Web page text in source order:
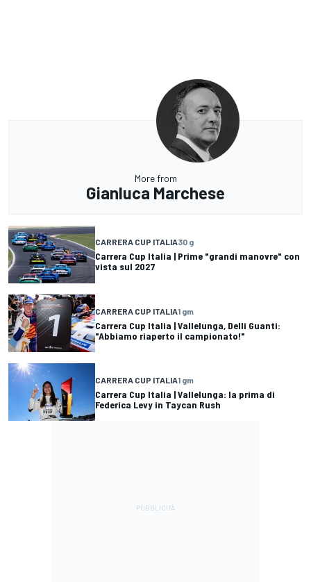
More from
Gianluca Marchese
CARRERA CUP ITALIA30 g
Carrera Cup Italia | Prime "grandi manovre" con
vista sul 2027
CARRERA CUP ITALIA1 gm
Carrera Cup Italia | Vallelunga, Delli Guanti:
"Abbiamo riaperto il campionato!"
CARRERA CUP ITALIA1 gm
Carrera Cup Italia | Vallelunga: la prima di
Federica Levy in Taycan Rush